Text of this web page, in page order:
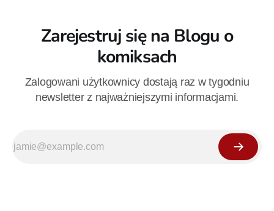
Zarejestruj się na Blogu o
komiksach
Zalogowani użytkownicy dostają raz w tygodniu
newsletter z najważniejszymi informacjami.